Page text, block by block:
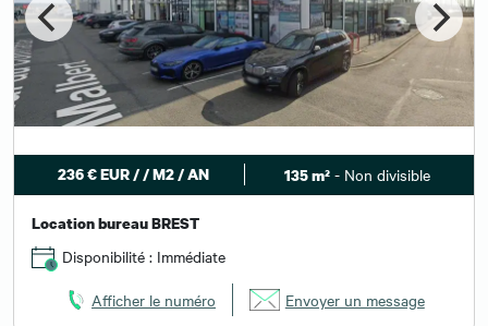
236 € EUR / / M2 / AN 135 m² - Non divisible
Location bureau BREST
Disponibilité : Immédiate
Afficher le numéro Envoyer un message